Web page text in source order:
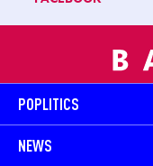
POPLITICS
NEWS